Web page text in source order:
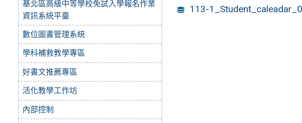
基北區高級中等學校免試入學報名作業
資訊系統平臺
數位圖書管理系統
學科補救教學專區
好書文推薦專區
活化教學工作坊
內部控制
113-